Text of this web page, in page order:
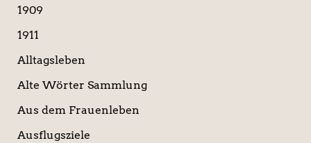
a
h
1909
1911
Alltagsleben
Alte Wörter Sammlung
Aus dem Frauenleben
Ausflugsziele